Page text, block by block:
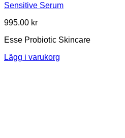
Sensitive Serum
995.00 kr
Esse Probiotic Skincare
Lägg i varukorg